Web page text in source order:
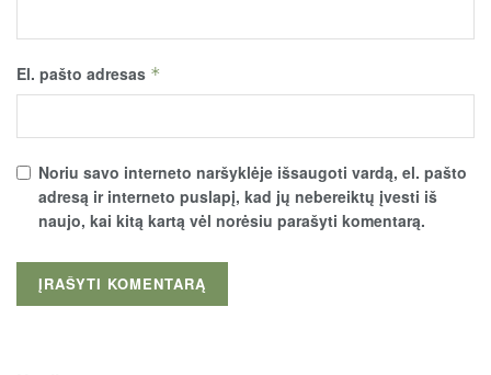
El. pašto adresas *
Noriu savo interneto naršyklėje išsaugoti vardą, el. pašto
adresą ir interneto puslapį, kad jų nebereiktų įvesti iš
naujo, kai kitą kartą vėl norėsiu parašyti komentarą.